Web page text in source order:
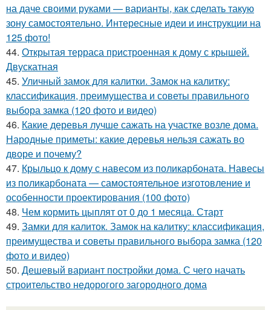
на даче своими руками — варианты, как сделать такую
зону самостоятельно. Интересные идеи и инструкции на
125 фото!
44. Открытая терраса пристроенная к дому с крышей.
Двускатная
45. Уличный замок для калитки. Замок на калитку:
классификация, преимущества и советы правильного
выбора замка (120 фото и видео)
46. Какие деревья лучше сажать на участке возле дома.
Народные приметы: какие деревья нельзя сажать во
дворе и почему?
47. Крыльцо к дому с навесом из поликарбоната. Навесы
из поликарбоната — самостоятельное изготовление и
особенности проектирования (100 фото)
48. Чем кормить цыплят от 0 до 1 месяца. Старт
49. Замки для калиток. Замок на калитку: классификация,
преимущества и советы правильного выбора замка (120
фото и видео)
50. Дешевый вариант постройки дома. С чего начать
строительство недорогого загородного дома